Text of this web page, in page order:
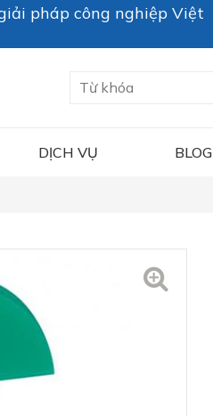
pháp công nghiệp Việt
DỊCH VỤ BLOG